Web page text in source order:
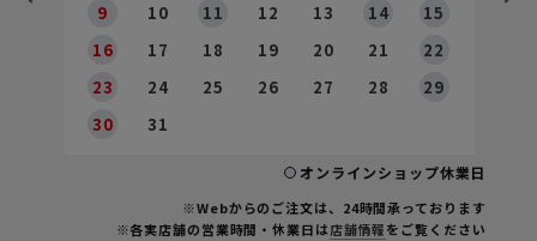
9
10 11 12 13 14
15
16
17 18 19 20 21
22
23
24 25 26 27 28
29
30
31
オンラインショップ休業日
※Webからのご注文は、24時間承っております
※各実店舗の営業時間・休業日は店舗情報をご覧ください